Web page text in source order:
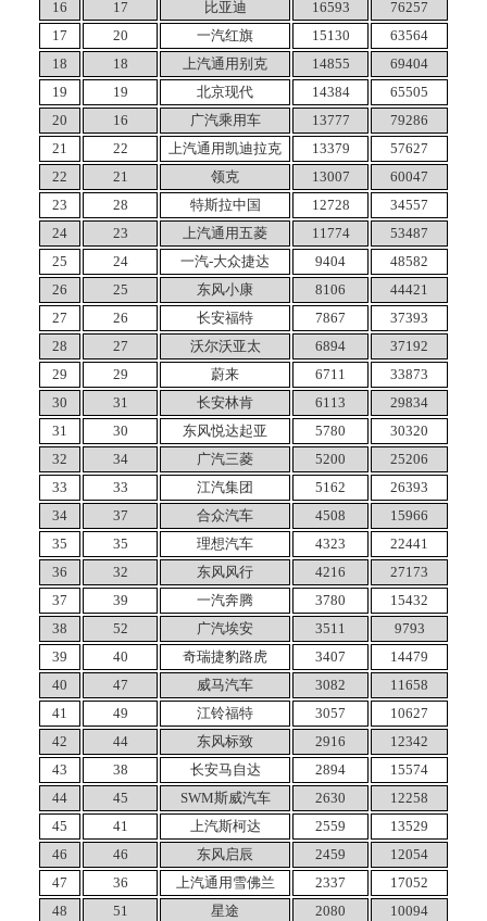
16
17 比亚迪 16593
76257
17
20 一汽红旗 15130
63564
18
18 上汽通用别克 14855
69404
19
19 北京现代 14384
65505
20
16 广汽乘用车 13777
79286
21
22 上汽通用凯迪拉克 13379
57627
22
21 领克 13007
60047
23
28 特斯拉中国 12728
34557
24
23 上汽通用五菱 11774
53487
25
24 一汽-大众捷达 9404
48582
26
25 东风小康 8106
44421
27
26 长安福特 7867
37393
28
27 沃尔沃亚太 6894
37192
29
29 蔚来 6711
33873
30
31 长安林肯 6113
29834
31
30 东风悦达起亚 5780
30320
32
34 广汽三菱 5200
25206
33
33 江汽集团 5162
26393
34
37 合众汽车 4508
15966
35
35 理想汽车 4323
22441
36
32 东风风行 4216
27173
37
39 一汽奔腾 3780
15432
38
52 广汽埃安 3511
9793
39
40 奇瑞捷豹路虎 3407
14479
40
47 威马汽车 3082
11658
41
49 江铃福特 3057
10627
42
44 东风标致 2916
12342
43
38 长安马自达 2894
15574
44
45 SWM斯威汽车 2630
12258
45
41 上汽斯柯达 2559
13529
46
46 东风启辰 2459
12054
47
36 上汽通用雪佛兰 2337
17052
48
51 星途 2080
10094